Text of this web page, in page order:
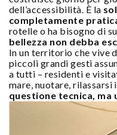
dell’accessibilità. È la
completamente
rotelle o ha bisogno di
bellezza non debba
In un territorio che vive
piccoli grandi gesti
a tutti – residenti e
mare, nuotare, rilassarsi
questione tecnica, ma